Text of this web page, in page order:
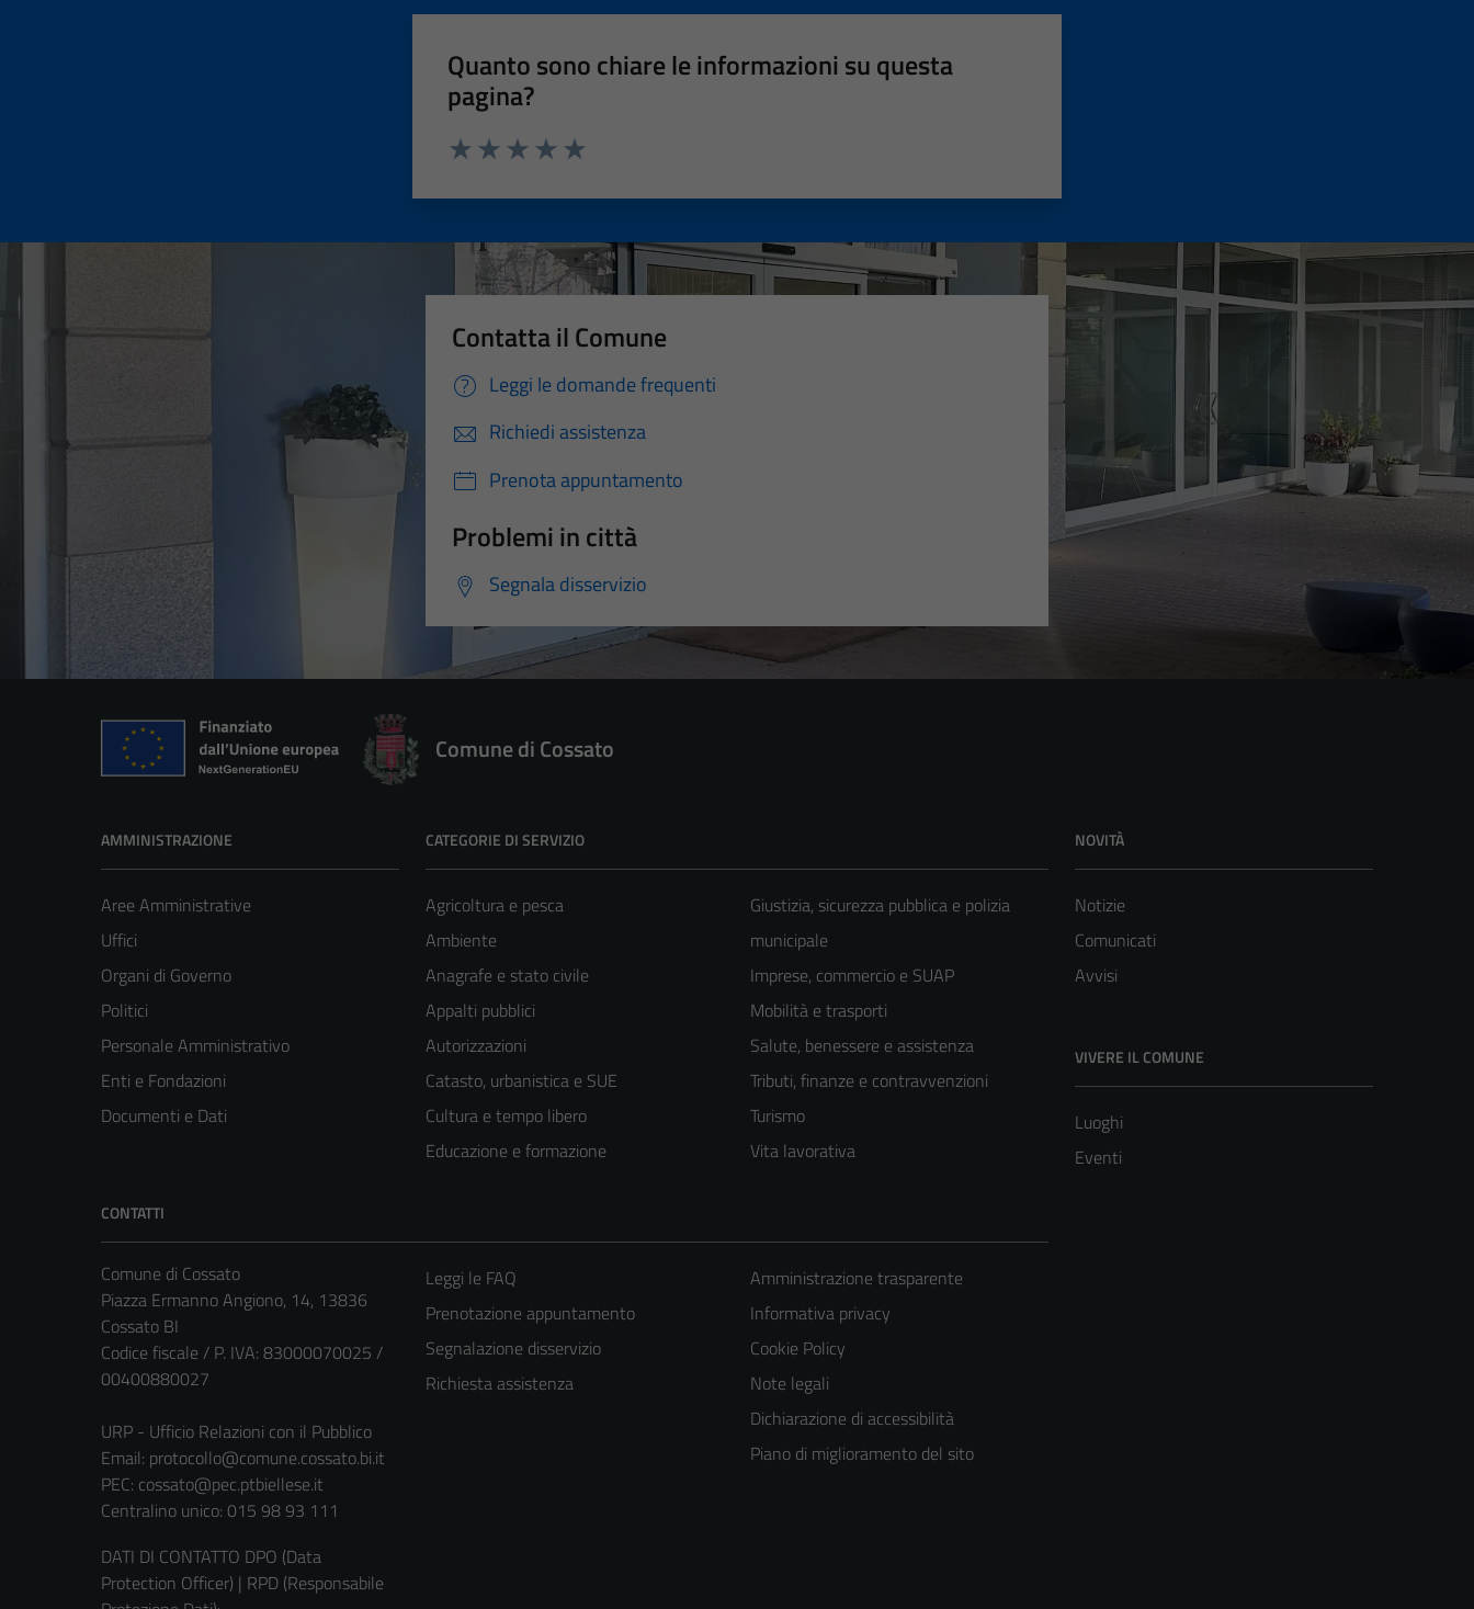
Quanto sono chiare le informazioni su questa
pagina?
Contatta il Comune
Leggi le domande frequenti
Richiedi assistenza
Prenota appuntamento
Problemi in città
Segnala disservizio
Comune di Cossato
AMMINISTRAZIONE
Aree Amministrative
Uffici
Organi di Governo
Politici
Personale Amministrativo
Enti e Fondazioni
Documenti e Dati
CATEGORIE DI SERVIZIO
Agricoltura e pesca
Ambiente
Anagrafe e stato civile
Appalti pubblici
Autorizzazioni
Catasto, urbanistica e SUE
Cultura e tempo libero
Educazione e formazione
Giustizia, sicurezza pubblica e polizia
municipale
Imprese, commercio e SUAP
Mobilità e trasporti
Salute, benessere e assistenza
Tributi, finanze e contravvenzioni
Turismo
Vita lavorativa
NOVITÀ
Notizie
Comunicati
Avvisi
VIVERE IL COMUNE
Luoghi
Eventi
CONTATTI
Comune di Cossato
Piazza Ermanno Angiono, 14, 13836
Cossato BI
Codice fiscale / P. IVA: 83000070025 /
00400880027
URP - Ufficio Relazioni con il Pubblico
Email: protocollo@comune.cossato.bi.it
PEC: cossato@pec.ptbiellese.it
Centralino unico: 015 98 93 111
DATI DI CONTATTO DPO (Data
Protection Officer) | RPD (Responsabile
Leggi le FAQ
Prenotazione appuntamento
Segnalazione disservizio
Richiesta assistenza
Amministrazione trasparente
Informativa privacy
Cookie Policy
Note legali
Dichiarazione di accessibilità
Piano di miglioramento del sito